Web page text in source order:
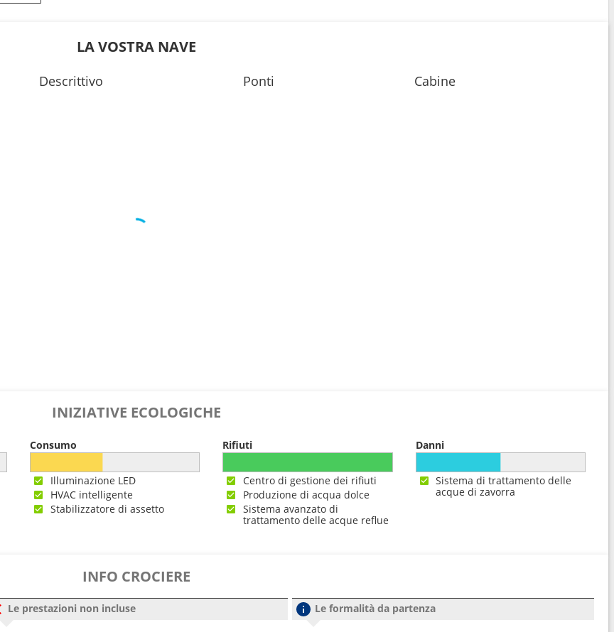
18:00
LA VOSTRA NAVE
Descrittivo Ponti Cabine
INIZIATIVE ECOLOGICHE
Consumo
Illuminazione LED
HVAC intelligente
Stabilizzatore di assetto
Rifiuti
Centro di gestione dei rifiuti
Produzione di acqua dolce
Sistema avanzato di
trattamento delle acque reflue
Danni
Sistema di trattamento delle
acque di zavorra
INFO CROCIERE
Le prestazioni non incluse Le formalità da partenza